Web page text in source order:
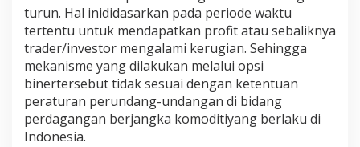
turun. Hal inididasarkan pada periode waktu
tertentu untuk mendapatkan profit atau sebaliknya
trader/investor mengalami kerugian. Sehingga
mekanisme yang dilakukan melalui opsi
binertersebut tidak sesuai dengan ketentuan
peraturan perundang-undangan di bidang
perdagangan berjangka komoditiyang berlaku di
Indonesia.